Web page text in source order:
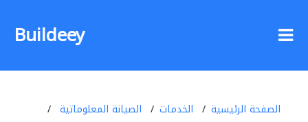
Buildeey
الصفحة الرئيسية الخدمات
الصيانة المعلوماتية